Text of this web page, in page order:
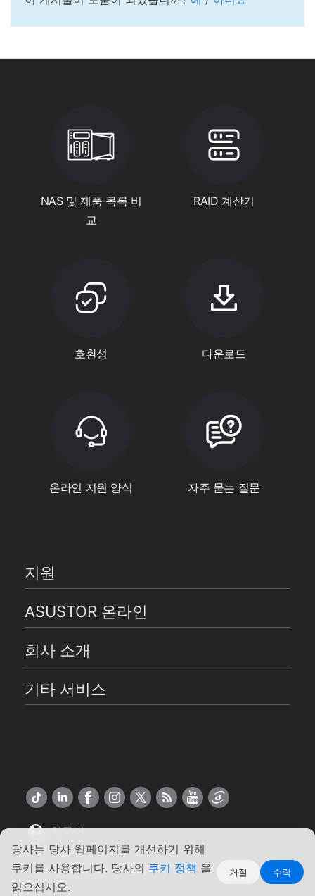
당사는 당사 웹페이지를 개선하기 위해
쿠키를 사용합니다. 당사의 쿠키 정책 을
읽으십시오.
거절 수락
NAS 및 제품 목록 비
교
RAID 계산기
호환성 다운로드
온라인 지원 양식 자주 묻는 질문
지원
ASUSTOR 온라인
회사 소개
기타 서비스
한국어
Copyright ©2026 ASUSTOR Inc.
약관 | 개인 정보